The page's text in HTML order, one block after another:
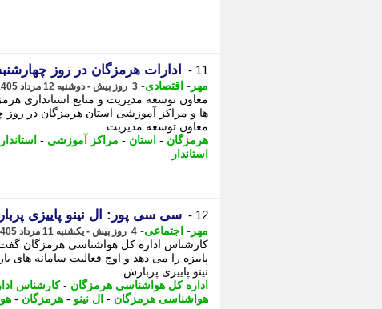
11 - ادارات هرمزگان در روز چهارشنبه 15 مردادماه تعطیل
مهر - اقتصادی- 3 روز پیش - دوشنبه 12 مرداد 1405، 11:35
معاون توسعه مدیریت و منابع استانداری
معاون توسعه مدیریت ...
هرمزگان - استان - مراکز آموزشی -
استاندار
12 - سی سی پور: ال نینو پاییزی
مهر - اجتماعی- 4 روز پیش - یکشنبه 11 مرداد 1405، 12:45
کارشناس اداره کل هواشناسی هرمزگان گفت:
پاییزه را می دهد و اوج فعالیت سامانه
نینو پاییزی پربارش ...
اداره کل هواشناسی هرمزگان -کارشناس
هواشناسی هرمزگان - ال نینو - هرمزگان -